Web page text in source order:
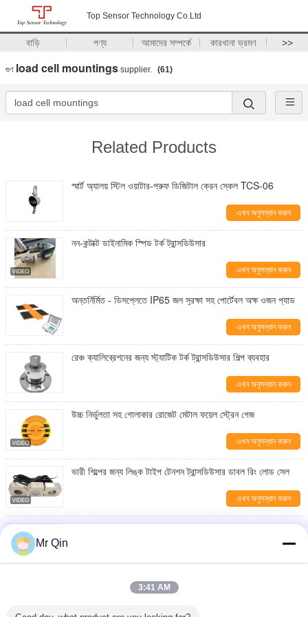
Top Sensor Technology Co.Ltd
বাড়ি পণ্য আমাদের সম্পর্কে কারখানা ভ্রমণ >>
গুণ load cell mountings supplier. (61)
Related Products
স্মার্ট অ্যালয় স্টিল ওয়াটার-প্রুফ ডিজিটাল ক্রেন স্কেল TCS-06
এখন অনুসন্ধান করুন
নন-কন্টাক্ট ডাইনামিক স্পিড টর্ক ট্রান্সডিউসার
এখন অনুসন্ধান করুন
অন্তর্নির্মিত - ডিসপ্লেতে IP65 জল সুরক্ষা সহ পোর্টেবল অক্ষ ওজন প্যাড
এখন অনুসন্ধান করুন
রেঞ্চ ক্যালিব্রেশনের জন্য স্ট্যাটিক টর্ক ট্রান্সডিউসার শিল্প ব্যবহার
এখন অনুসন্ধান করুন
উচ্চ নির্ভুলতা সহ গোলাকার রোজেট মেটাল ফয়েল স্ট্রেন গেজ
এখন অনুসন্ধান করুন
ভারী শিল্পের জন্য লিঙ্ক টাইপ টেনশন ট্রান্সডিউসার ডাবল রিং লোড সেল
এখন অনুসন্ধান করুন
মাইক্রো উচ্চ নির্ভুলতা লোড সেল ক্ষমতা 0.2 থেকে 20kg
Max Capacity 20.000kg Portable Axle Scale Portable
Weighing for Various Applications
Mr Qin
3:41 AM